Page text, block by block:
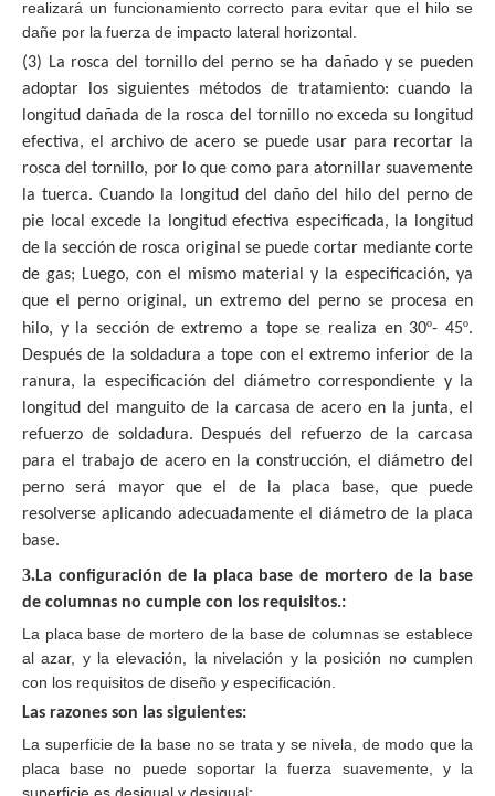
realizará un funcionamiento correcto para evitar que el hilo se
dañe por la fuerza de impacto lateral horizontal.
(3) La rosca del tornillo del perno se ha dañado y se pueden
adoptar los siguientes métodos de tratamiento: cuando la
longitud dañada de la rosca del tornillo no exceda su longitud
efectiva, el archivo de acero se puede usar para recortar la
rosca del tornillo, por lo que como para atornillar suavemente
la tuerca. Cuando la longitud del daño del hilo del perno de
pie local excede la longitud efectiva especificada, la longitud
de la sección de rosca original se puede cortar mediante corte
de gas; Luego, con el mismo material y la especificación, ya
que el perno original, un extremo del perno se procesa en
hilo, y la sección de extremo a tope se realiza en 30º- 45º.
Después de la soldadura a tope con el extremo inferior de la
ranura, la especificación del diámetro correspondiente y la
longitud del manguito de la carcasa de acero en la junta, el
refuerzo de soldadura. Después del refuerzo de la carcasa
para el trabajo de acero en la construcción, el diámetro del
perno será mayor que el de la placa base, que puede
resolverse aplicando adecuadamente el diámetro de la placa
base.
3.La configuración de la placa base de mortero de la base
de columnas no cumple con los requisitos.:
La placa base de mortero de la base de columnas se establece
al azar, y la elevación, la nivelación y la posición no cumplen
con los requisitos de diseño y especificación.
Las razones son las siguientes:
La superficie de la base no se trata y se nivela, de modo que la
placa base no puede soportar la fuerza suavemente, y la